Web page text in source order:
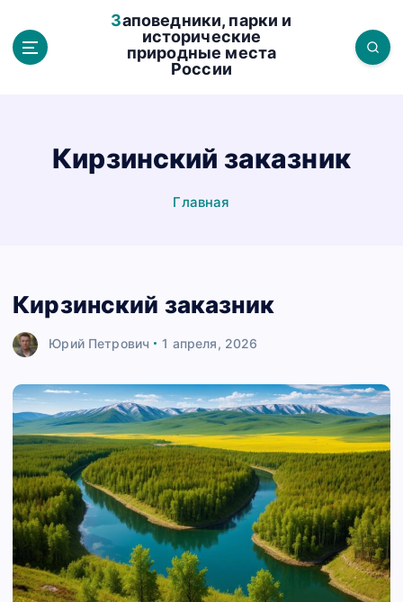
Заповедники, парки и
исторические
природные места
России
Кирзинский заказник
Главная
Кирзинский заказник
Юрий Петрович 1 апреля, 2026